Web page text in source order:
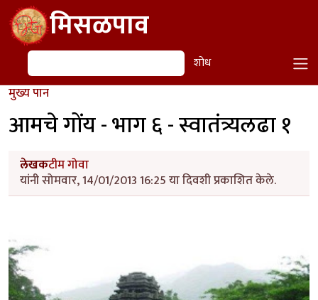
Skip to main contentमिसळपाव
शोध शोध
मुख्य पान
आमचे गोंय - भाग ६ - स्वातंत्र्यलढा १
लेखकटीम गोवा
यांनी सोमवार, 14/01/2013 16:25 या दिवशी प्रकाशित केले.